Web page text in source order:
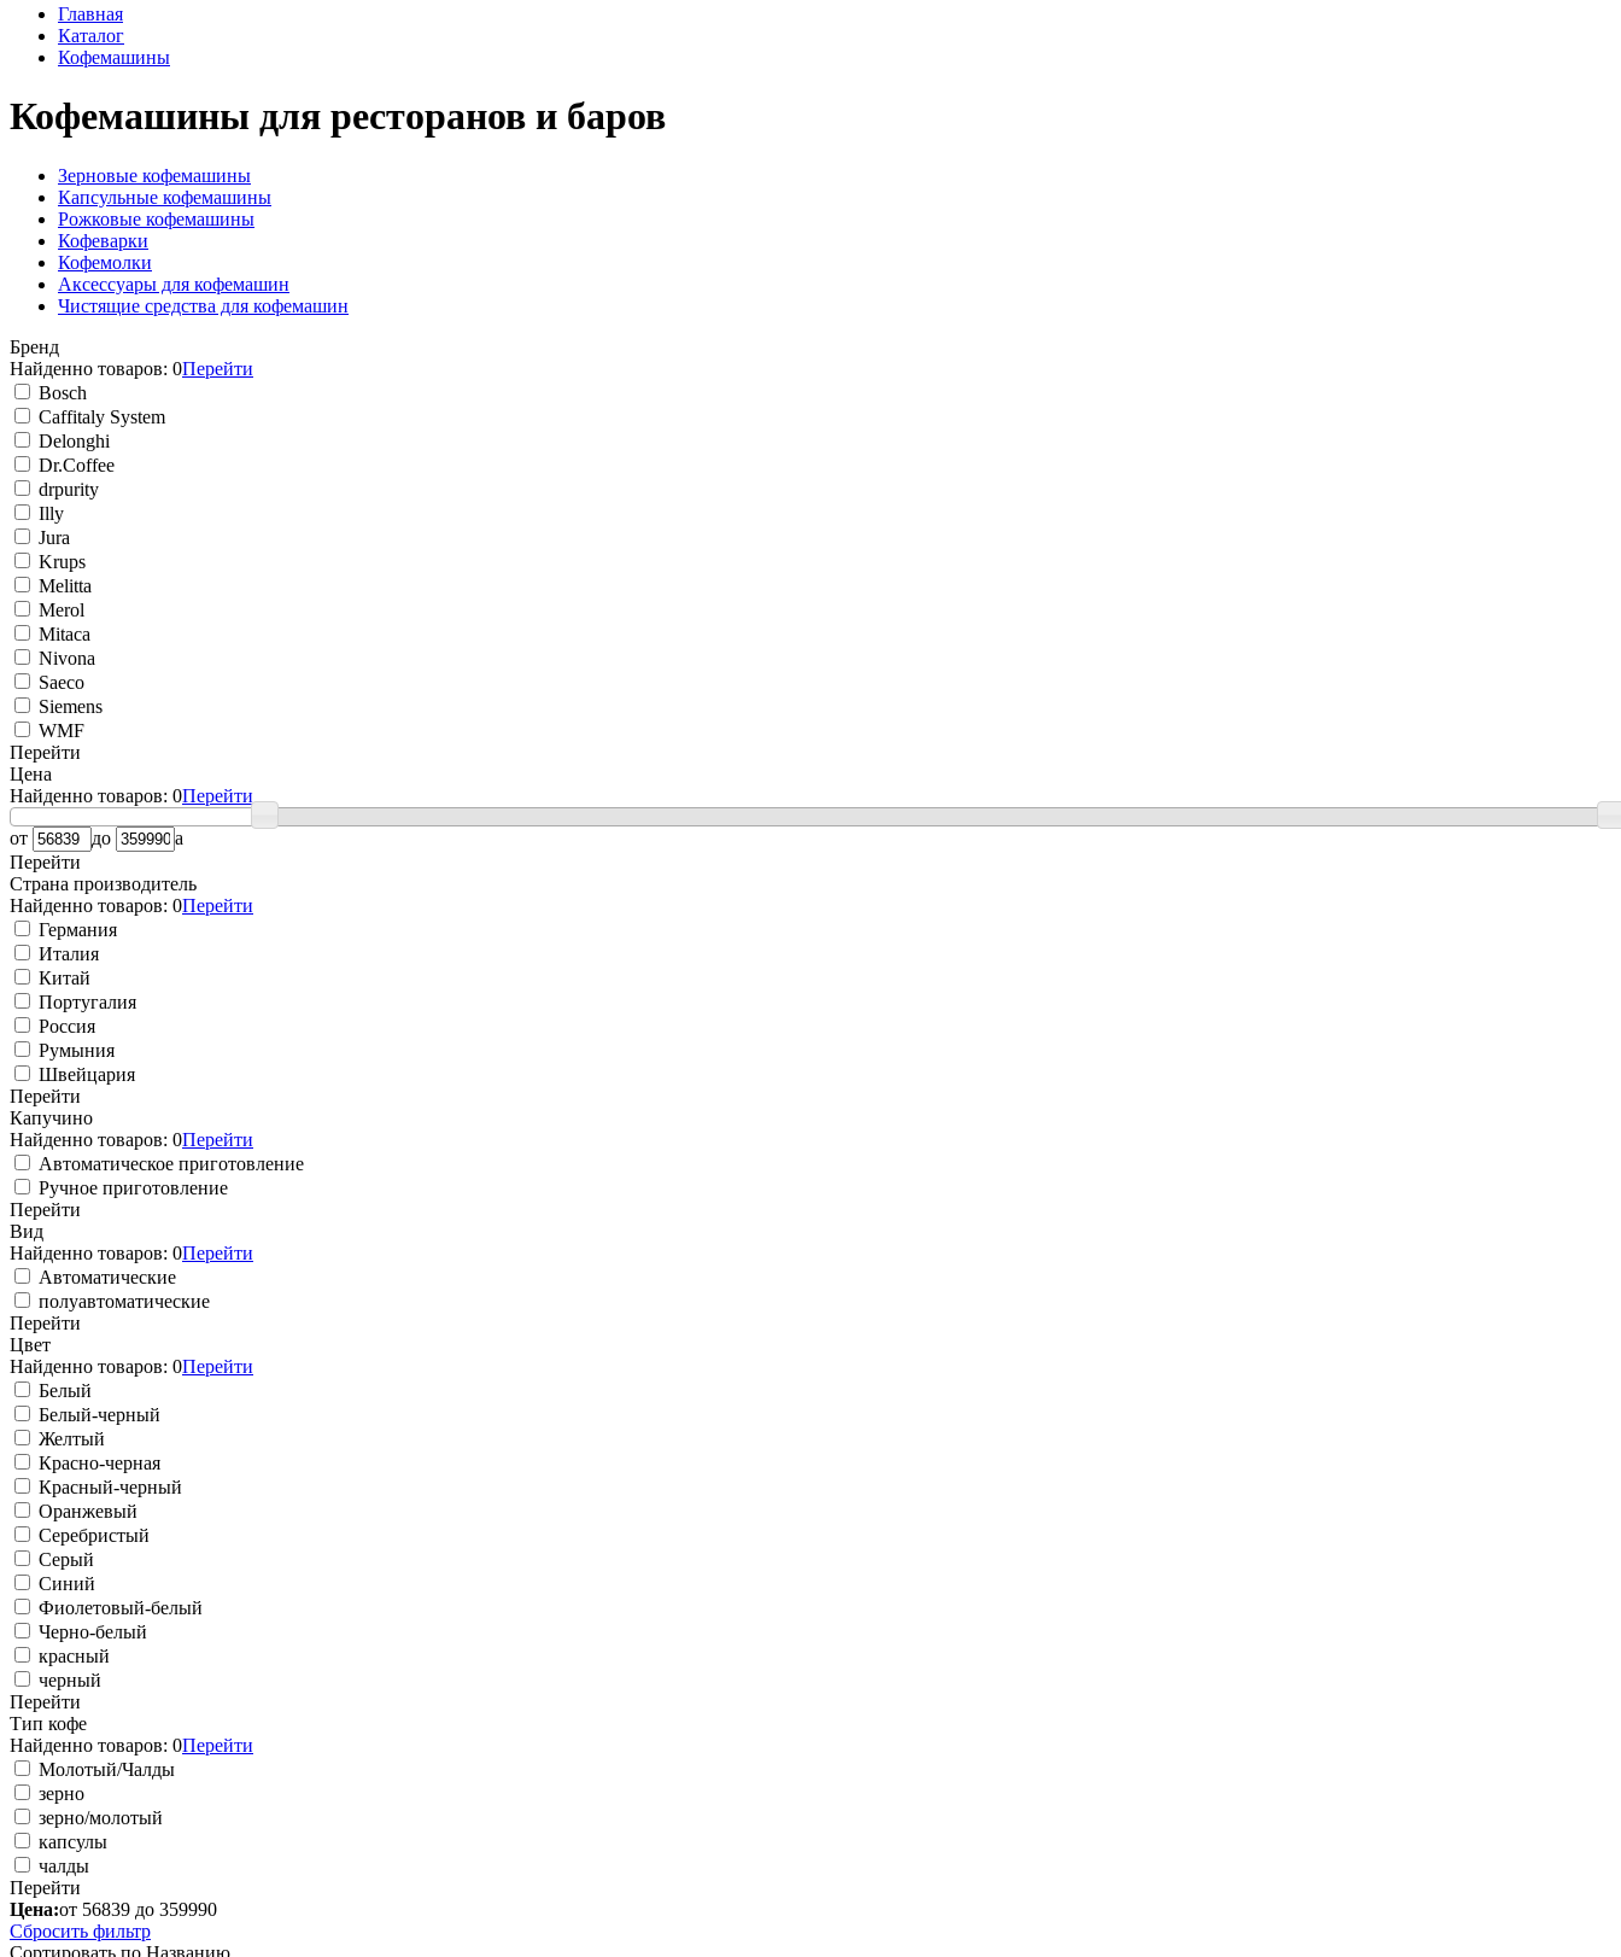
Главная
Каталог
Кофемашины
Кофемашины для ресторанов и баров
Зерновые кофемашины
Капсульные кофемашины
Рожковые кофемашины
Кофеварки
Кофемолки
Аксессуары для кофемашин
Чистящие средства для кофемашин
Бренд
Найденно товаров: 0Перейти
Bosch
Caffitaly System
Delonghi
Dr.Coffee
drpurity
Illy
Jura
Krups
Melitta
Merol
Mitaca
Nivona
Saeco
Siemens
WMF
Перейти
Цена
Найденно товаров: 0Перейти
от до
a
Перейти
Страна производитель
Найденно товаров: 0Перейти
Германия
Италия
Китай
Португалия
Россия
Румыния
Швейцария
Перейти
Капучино
Найденно товаров: 0Перейти
Автоматическое приготовление
Ручное приготовление
Перейти
Вид
Найденно товаров: 0Перейти
Автоматические
полуавтоматические
Перейти
Цвет
Найденно товаров: 0Перейти
Белый
Белый-черный
Желтый
Красно-черная
Красный-черный
Оранжевый
Серебристый
Серый
Синий
Фиолетовый-белый
Черно-белый
красный
черный
Перейти
Тип кофе
Найденно товаров: 0Перейти
Молотый/Чалды
зерно
зерно/молотый
капсулы
чалды
Перейти
Цена:от 56839 до 359990
Сбросить фильтр
Сортировать по Названию